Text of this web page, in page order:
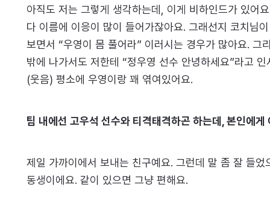
아직도 저는 그렇게 생각하는데, 이게 비하인드가 있어
다 이름에 이응이 많이 들어가잖아요. 그래선지 코치님
보면서 “우영이 몸 풀어라” 이러시는 경우가 많아요. 그
밖에 나가서도 저한테 “정우영 선수 안녕하세요”라고
(웃음) 평소에 우영이랑 꽤 엮여있어요.
팀 내에선 고우석 선수와 티격태격하곤 하는데, 본인에게
제일 가까이에서 보내는 친구예요. 그런데 말 좀 잘 들
동생이에요. 같이 있으면 그냥 편해요.